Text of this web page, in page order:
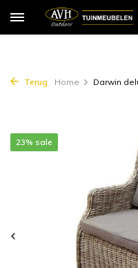
Terug Home Darwin
23% sale